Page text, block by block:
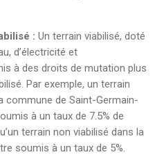
: Un terrain viabilisé, doté
d’électricité et
à des droits de mutation plus
Par exemple, un terrain
commune de Saint-Germain-
à un taux de 7.5% de
terrain non viabilisé dans la
soumis à un taux de 5%.